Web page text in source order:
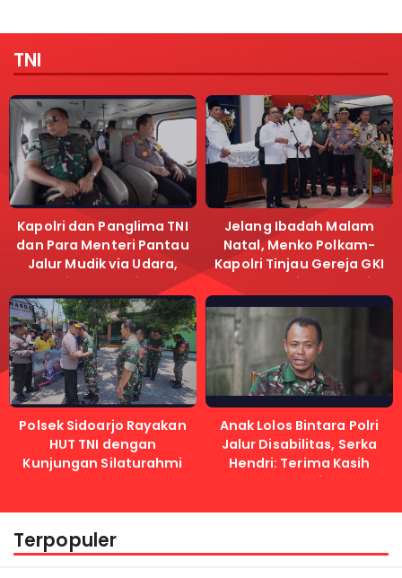
TNI
Kapolri dan Panglima TNI
dan Para Menteri Pantau
Jalur Mudik via Udara,
Pastikan Lalu Lintas
Lancar
Jelang Ibadah Malam
Natal, Menko Polkam-
Kapolri Tinjau Gereja GKI
Samanhudi dan Gereja
Immanuel
Polsek Sidoarjo Rayakan
HUT TNI dengan
Kunjungan Silaturahmi
Anak Lolos Bintara Polri
Jalur Disabilitas, Serka
Hendri: Terima Kasih
Kapolri
Terpopuler